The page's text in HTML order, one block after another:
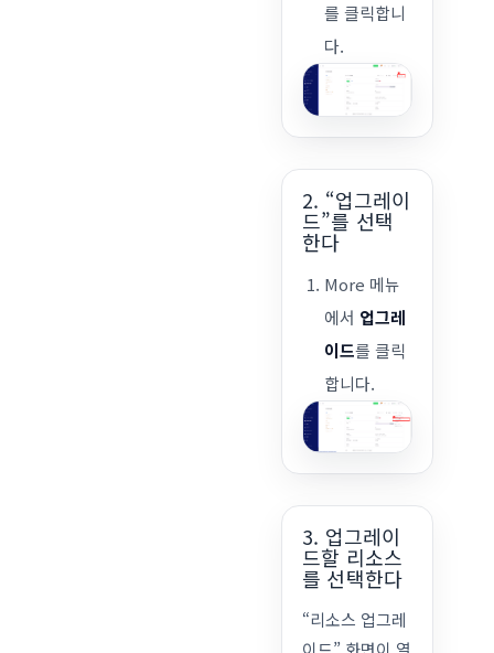
를 클릭합니
다.
2. “업그레이
드”를 선택
한다
More 메뉴
에서 업그레
이드를 클릭
합니다.
3. 업그레이
드할 리소스
를 선택한다
“리소스 업그레